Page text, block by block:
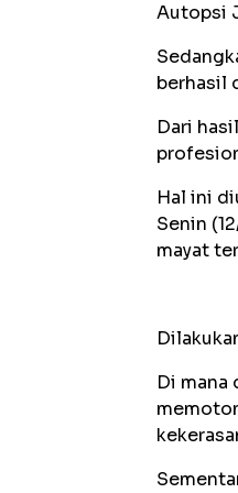
Autopsi
berhasil
Dari
Hal ini
Senin
mayat
Di mana